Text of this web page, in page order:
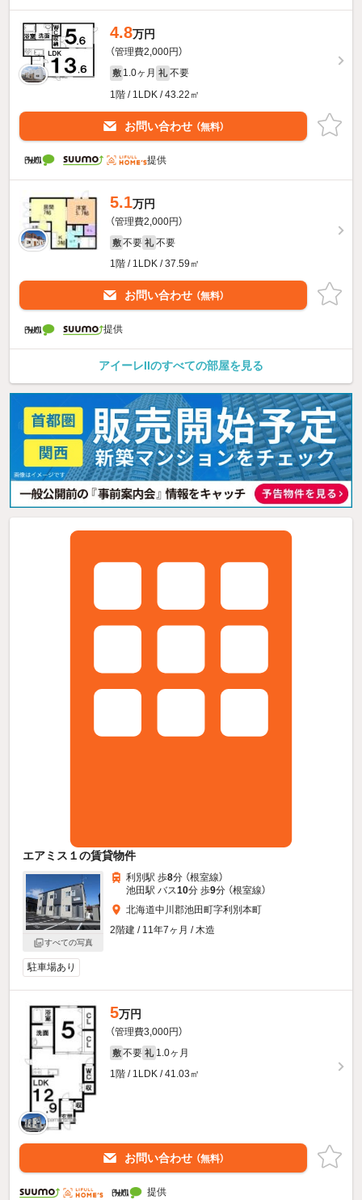
4.8万円
（管理費2,000円）
敷 1.0ヶ月 礼 不要
1階 / 1LDK / 43.22㎡
お問い合わせ （無料）
提供
5.1万円
（管理費2,000円）
敷 不要 礼 不要
1階 / 1LDK / 37.59㎡
お問い合わせ （無料）
提供
アイーレIIのすべての部屋を見る
エアミス１の賃貸物件
すべての写真
利別駅 歩8分 （根室線）
池田駅 バス10分 歩9分 （根室線）
北海道中川郡池田町字利別本町
2階建 / 11年7ヶ月 / 木造
駐車場あり
5万円
（管理費3,000円）
敷 不要 礼 1.0ヶ月
1階 / 1LDK / 41.03㎡
お問い合わせ （無料）
提供